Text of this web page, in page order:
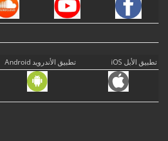
تطبيق الأبل iOS تطبيق الأندرويد Android